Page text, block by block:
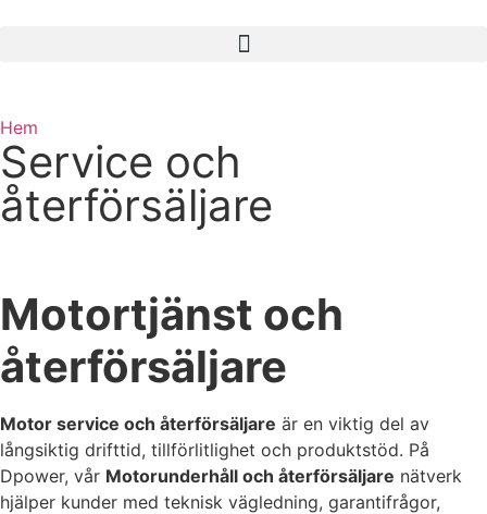
Hem
Service och
återförsäljare
Motortjänst och
återförsäljare
Motor service och återförsäljare är en viktig del av
långsiktig drifttid, tillförlitlighet och produktstöd. På
Dpower, vår Motorunderhåll och återförsäljare nätverk
hjälper kunder med teknisk vägledning, garantifrågor,